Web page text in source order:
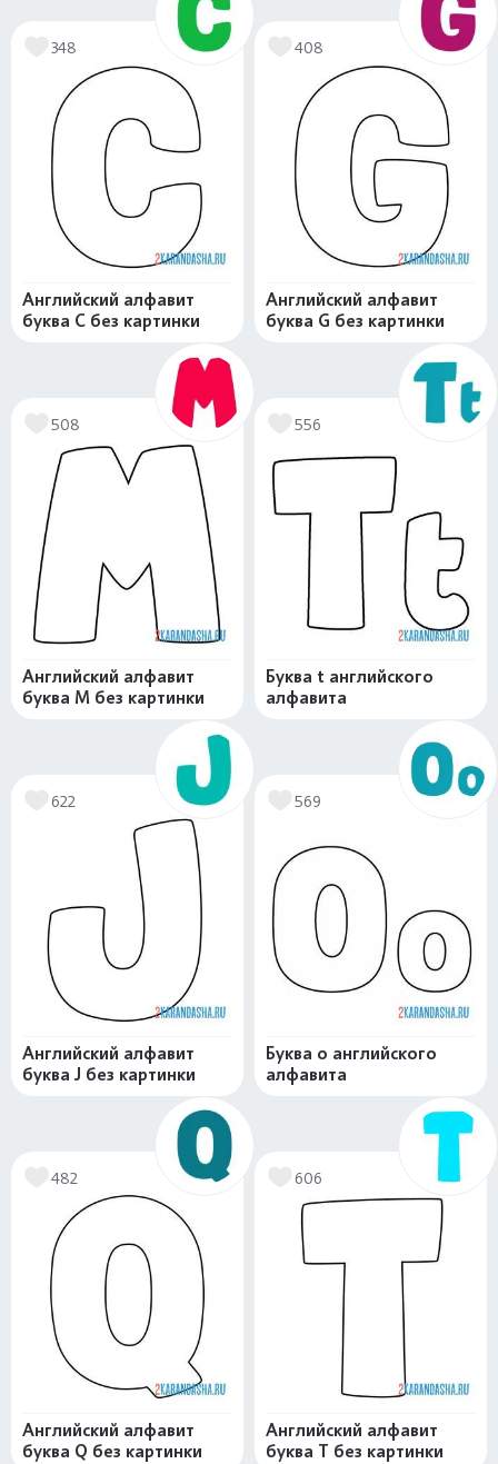
348
Английский алфавит
буква C без картинки
408
Английский алфавит
буква G без картинки
508
Английский алфавит
буква M без картинки
556
Буква t английского
алфавита
622
Английский алфавит
буква J без картинки
569
Буква o английского
алфавита
482
Английский алфавит
буква Q без картинки
606
Английский алфавит
буква T без картинки